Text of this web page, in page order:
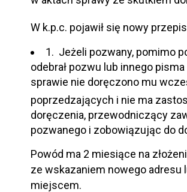
W k.p.c. pojawił się nowy
1. Jeżeli pozwany, pomimo
odebrał pozwu lub innego
sprawie nie doręczono mu
poprzedzających i nie ma
doręczenia, przewodniczący
pozwanego i zobowiązując do
Powód ma 2 miesiące na
ze wskazaniem nowego
miejscem.